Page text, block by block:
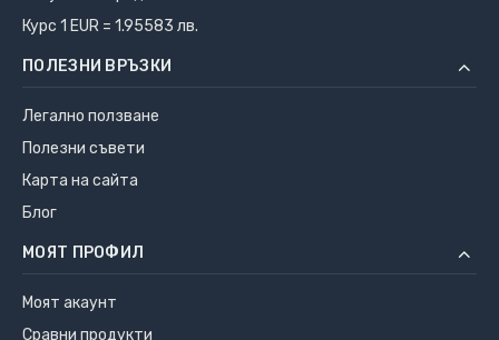
Курс 1 EUR = 1.95583 лв.
ПОЛЕЗНИ ВРЪЗКИ
Легално ползване
Полезни съвети
Карта на сайта
Блог
МОЯТ ПРОФИЛ
Моят акаунт
Сравни продукти